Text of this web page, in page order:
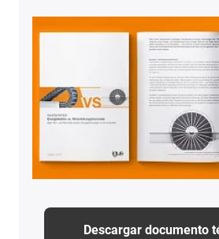
Descargar documento